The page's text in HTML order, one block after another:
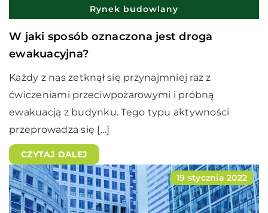
Rynek budowlany
W jaki sposób oznaczona jest droga
ewakuacyjna?
Każdy z nas zetknął się przynajmniej raz z
ćwiczeniami przeciwpożarowymi i próbną
ewakuacją z budynku. Tego typu aktywności
przeprowadza się […]
CZYTAJ DALEJ
19 stycznia 2022